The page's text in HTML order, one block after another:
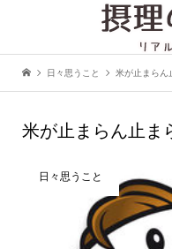
日々思うこと 米が止まらん
米が止まらん止ま
日々思うこと